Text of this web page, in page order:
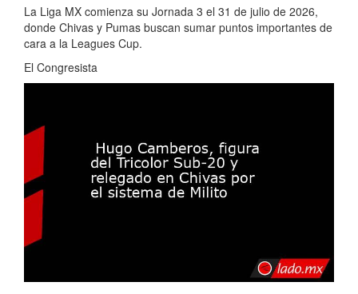
La Liga MX comienza su Jornada 3 el 31 de julio de 2026,
donde Chivas y Pumas buscan sumar puntos importantes de
cara a la Leagues Cup.
El Congresista